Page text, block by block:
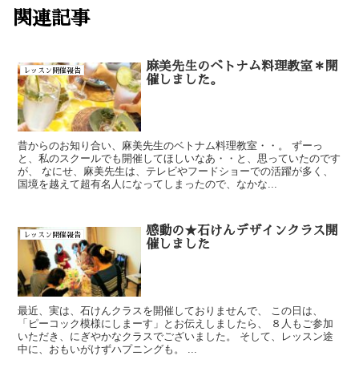
関連記事
レッスン開催報告
麻美先生のベトナム料理教室＊開
催しました。
昔からのお知り合い、麻美先生のベトナム料理教室・・。 ずーっ
と、私のスクールでも開催してほしいなあ・・と、思っていたのです
が、 なにせ、麻美先生は、テレビやフードショーでの活躍が多く、
国境を越えて超有名人になってしまったので、なかな...
レッスン開催報告
感動の★石けんデザインクラス開
催しました
最近、実は、石けんクラスを開催しておりませんで、 この日は、
「ピーコック模様にしまーす」とお伝えしましたら、 ８人もご参加
いただき、にぎやかなクラスでございました。 そして、レッスン途
中に、おもいがけずハプニングも。 ...